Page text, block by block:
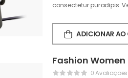
consectetur puradipis.
ADICIONAR AO
Fashion
0 Avaliações